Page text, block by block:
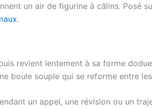
un air de figurine à câlins. Posé
.
revient lentement à sa forme
boule souple qui se reforme entre
un appel, une révision ou un